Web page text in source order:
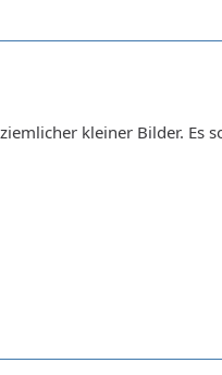
kleiner Bilder. Es